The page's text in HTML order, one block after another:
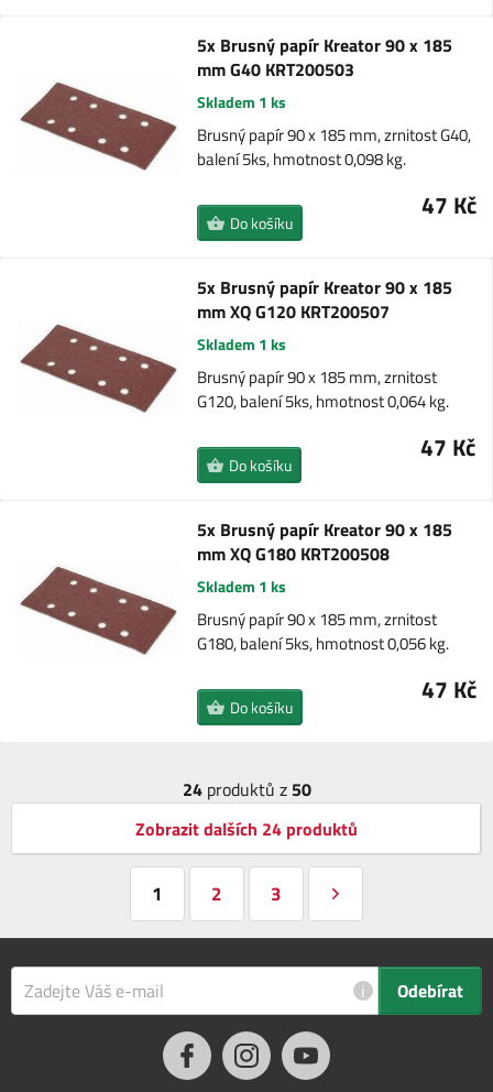
5x Brusný papír Kreator 90 x 185
mm G40 KRT200503
Skladem 1 ks
Brusný papír 90 x 185 mm, zrnitost G40,
balení 5ks, hmotnost 0,098 kg.
47 Kč
Do košíku
5x Brusný papír Kreator 90 x 185
mm XQ G120 KRT200507
Skladem 1 ks
Brusný papír 90 x 185 mm, zrnitost
G120, balení 5ks, hmotnost 0,064 kg.
47 Kč
Do košíku
5x Brusný papír Kreator 90 x 185
mm XQ G180 KRT200508
Skladem 1 ks
Brusný papír 90 x 185 mm, zrnitost
G180, balení 5ks, hmotnost 0,056 kg.
47 Kč
Do košíku
24produktů z 50
Zobrazit dalších 24 produktů
1 2 3
i Odebírat